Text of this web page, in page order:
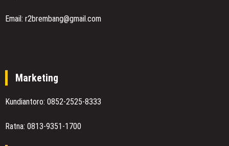
Email: r2brembang@gmail.com
Marketing
Kundiantoro: 0852-2525-8333
Ratna: 0813-9351-1700